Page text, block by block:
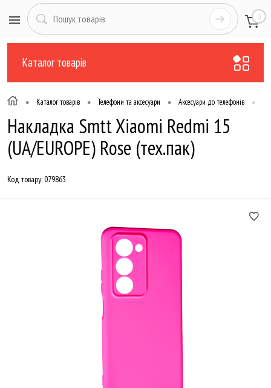
0
Каталог товарів
• Каталог товарів • Телефони та аксесуари • Аксесуари до телефонів •
Накладка Smtt Xiaomi Redmi 15
(UA/EUROPE) Rose (тех.пак)
Код товару:079863